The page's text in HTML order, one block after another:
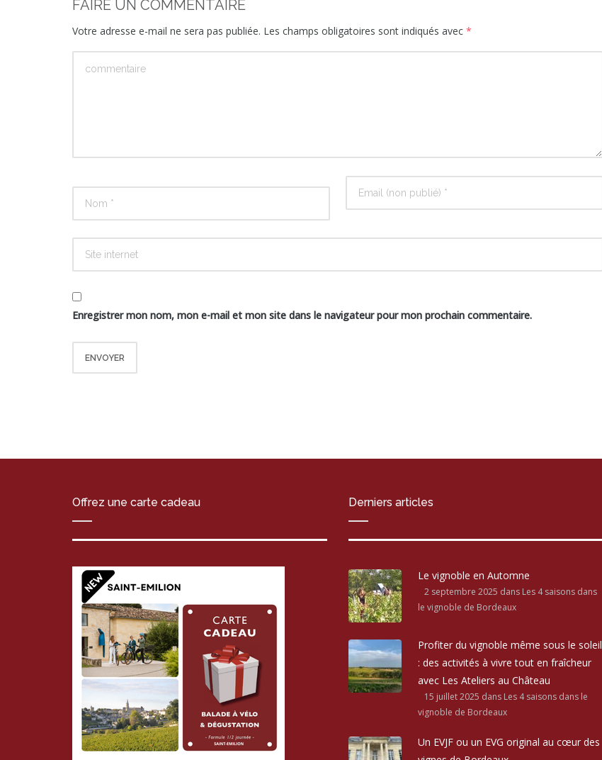
FAIRE UN COMMENTAIRE
Votre adresse e-mail ne sera pas publiée. Les champs obligatoires sont indiqués avec *
Enregistrer mon nom, mon e-mail et mon site dans le navigateur pour mon prochain commentaire.
Offrez une carte cadeau Derniers articles
Le vignoble en Automne
2 septembre 2025 dans Les 4 saisons dans
le vignoble de Bordeaux
Profiter du vignoble même sous le soleil
: des activités à vivre tout en fraîcheur
avec Les Ateliers au Château
15 juillet 2025 dans Les 4 saisons dans le
vignoble de Bordeaux
Un EVJF ou un EVG original au cœur des